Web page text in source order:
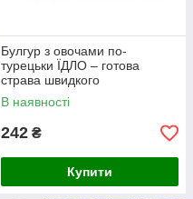
Булгур з овочами по-
турецьки ЇДЛО – готова
страва швидкого
приготування з
сублімованими овочами та
В наявності
242 ₴
Купити